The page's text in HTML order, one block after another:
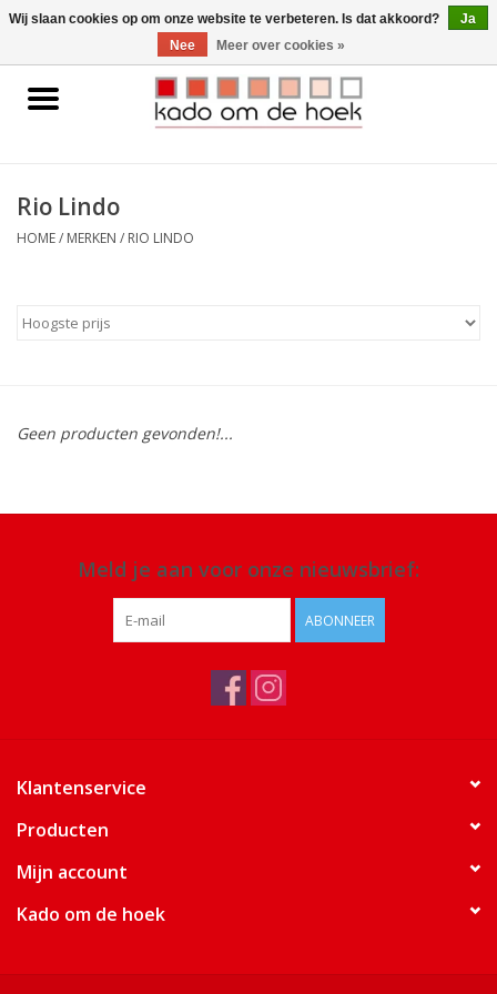
0 Artikelen - €0,00
Home
Gadgets
Rio Lindo
HOME/ MERKEN / RIO LINDO
Geen producten gevonden!...
Meld je aan voor onze nieuwsbrief:
ABONNEER
Klantenservice
Producten
Mijn account
Kado om de hoek
Wij slaan cookies op om onze website te verbeteren. Is dat akkoord?
Ja
Nee
Meer over cookies »